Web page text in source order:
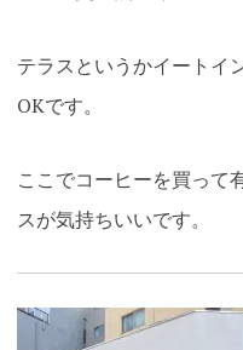
テラスというかイートイ
OKです。
ここでコーヒーを買って
スが気持ちいいです。